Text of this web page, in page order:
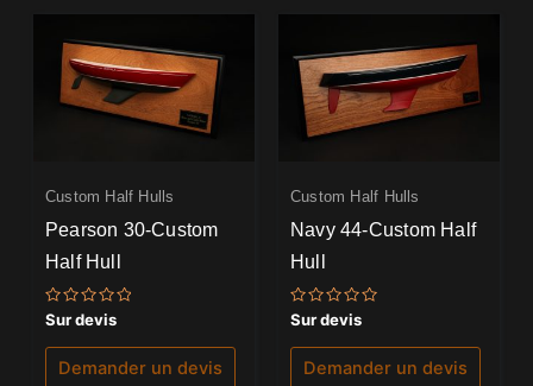
Custom Half Hulls
Pearson 30-Custom
Half Hull
Note
0
sur
Sur devis
Demander un devis
Custom Half Hulls
Navy 44-Custom Half
Hull
Note
0
sur
Sur devis
Demander un devis